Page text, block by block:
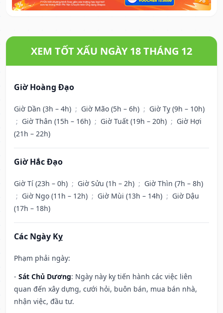
XEM TỐT XẤU NGÀY 18 THÁNG 12
Giờ Hoàng Đạo
Giờ Dần (3h – 4h) ; Giờ Mão (5h – 6h) ; Giờ Tỵ (9h – 10h)
; Giờ Thân (15h – 16h) ; Giờ Tuất (19h – 20h) ; Giờ Hợi
(21h – 22h)
Giờ Hắc Đạo
Giờ Tí (23h – 0h) ; Giờ Sửu (1h – 2h) ; Giờ Thìn (7h – 8h)
; Giờ Ngọ (11h – 12h) ; Giờ Mùi (13h – 14h) ; Giờ Dậu
(17h – 18h)
Các Ngày Kỵ
Phạm phải ngày:
- Sát Chủ Dương: Ngày này kỵ tiến hành các việc liên
quan đến xây dựng, cưới hỏi, buôn bán, mua bán nhà,
nhận việc, đầu tư.